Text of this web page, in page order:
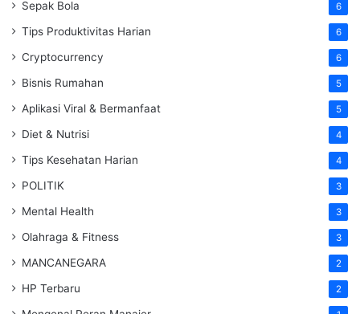
Sepak Bola 6
Tips Produktivitas Harian 6
Cryptocurrency 6
Bisnis Rumahan 5
Aplikasi Viral & Bermanfaat 5
Diet & Nutrisi 4
Tips Kesehatan Harian 4
POLITIK 3
Mental Health 3
Olahraga & Fitness 3
MANCANEGARA 2
HP Terbaru 2